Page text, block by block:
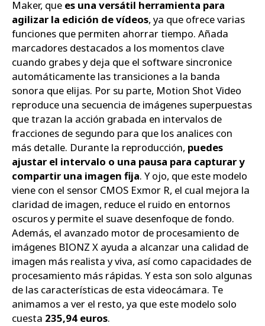
Maker, que es una versátil herramienta para
agilizar la edición de vídeos, ya que ofrece varias
funciones que permiten ahorrar tiempo. Añada
marcadores destacados a los momentos clave
cuando grabes y deja que el software sincronice
automáticamente las transiciones a la banda
sonora que elijas. Por su parte, Motion Shot Video
reproduce una secuencia de imágenes superpuestas
que trazan la acción grabada en intervalos de
fracciones de segundo para que los analices con
más detalle. Durante la reproducción, puedes
ajustar el intervalo o una pausa para capturar y
compartir una imagen fija. Y ojo, que este modelo
viene con el sensor CMOS Exmor R, el cual mejora la
claridad de imagen, reduce el ruido en entornos
oscuros y permite el suave desenfoque de fondo.
Además, el avanzado motor de procesamiento de
imágenes BIONZ X ayuda a alcanzar una calidad de
imagen más realista y viva, así como capacidades de
procesamiento más rápidas. Y esta son solo algunas
de las características de esta videocámara. Te
animamos a ver el resto, ya que este modelo solo
cuesta 235,94 euros.